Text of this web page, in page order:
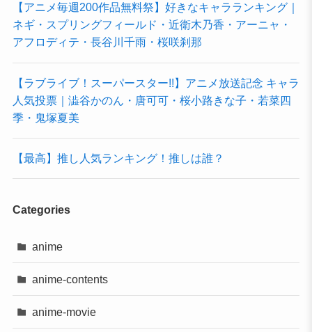
【アニメ毎週200作品無料祭】好きなキャラランキング｜
ネギ・スプリングフィールド・近衛木乃香・アーニャ・
アフロディテ・長谷川千雨・桜咲刹那
【ラブライブ！スーパースター!!】アニメ放送記念 キャラ
人気投票｜澁谷かのん・唐可可・桜小路きな子・若菜四
季・鬼塚夏美
【最高】推し人気ランキング！推しは誰？
Categories
anime
anime-contents
anime-movie